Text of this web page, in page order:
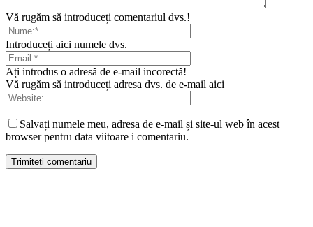
Vă rugăm să introduceți comentariul dvs.!
Introduceți aici numele dvs.
Ați introdus o adresă de e-mail incorectă!
Vă rugăm să introduceți adresa dvs. de e-mail aici
Salvați numele meu, adresa de e-mail și site-ul web în acest
browser pentru data viitoare i comentariu.